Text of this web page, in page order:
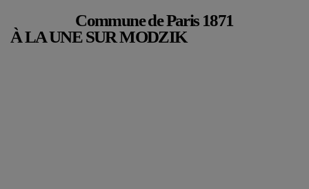
Commune de Paris 1871
À LA UNE SUR MODZIK